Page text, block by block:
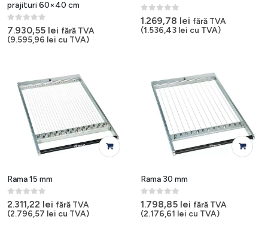
prajituri 60×40 cm
0out of 5
7.930,55 lei fără TVA
(9.595,96 lei cu TVA)
0 out of 5
1.269,78 lei fără TVA
(1.536,43 lei cu TVA)
Rama 15 mm
0out of 5
2.311,22 lei fără TVA
(2.796,57 lei cu TVA)
Rama 30 mm
0 out of 5
1.798,85 lei fără TVA
(2.176,61 lei cu TVA)